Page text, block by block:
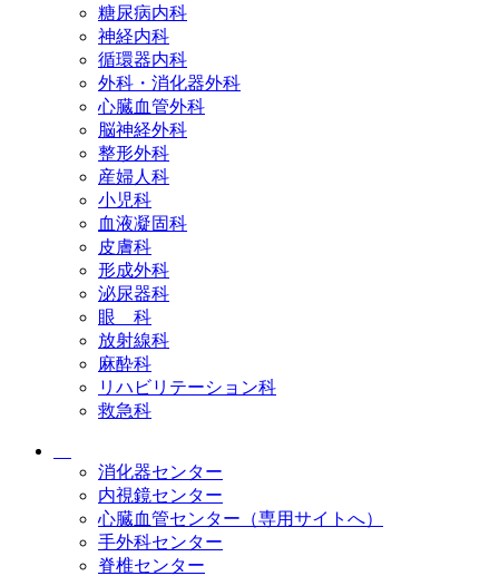
糖尿病内科
神経内科
循環器内科
外科・消化器外科
心臓血管外科
脳神経外科
整形外科
産婦人科
小児科
血液凝固科
皮膚科
形成外科
泌尿器科
眼 科
放射線科
麻酔科
リハビリテーション科
救急科
消化器センター
内視鏡センター
心臓血管センター（専用サイトへ）
手外科センター
脊椎センター